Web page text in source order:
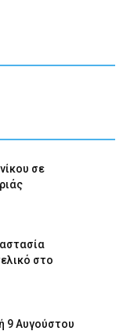
σε
στο
9 Αυγούστου